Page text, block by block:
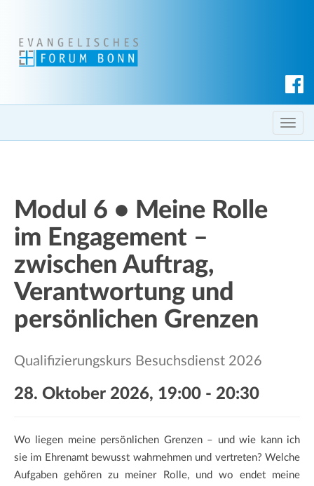
c
h T
o
Modul 6 • Meine Rolle
im Engagement –
zwischen Auftrag,
Verantwortung und
persönlichen Grenzen
Qualifizierungskurs Besuchsdienst 2026
28. Oktober 2026, 19:00 - 20:30
Wo liegen meine persönlichen Grenzen – und wie kann ich
sie im Ehrenamt bewusst wahrnehmen und vertreten? Welche
Aufgaben gehören zu meiner Rolle, und wo endet meine